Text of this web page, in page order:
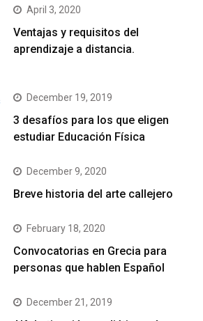
April 3, 2020
Ventajas y requisitos del
aprendizaje a distancia.
December 19, 2019
3 desafíos para los que eligen
estudiar Educación Física
December 9, 2020
Breve historia del arte callejero
February 18, 2020
Convocatorias en Grecia para
personas que hablen Español
December 21, 2019